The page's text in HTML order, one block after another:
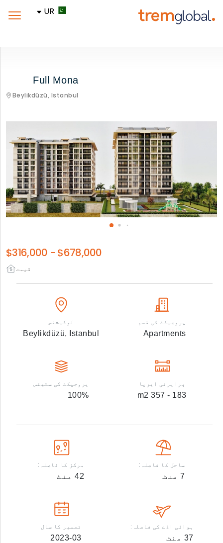
UR
Full Mona
Beylikdüzü, Istanbul
قیمت
$316,000 - $678,000
پروجیکٹ کی قسم
Apartments
لوکیشنس
Beylikdüzü,
Istanbul
پراپرٹی ایریا
183 - 357
m2
پروجیکٹ کی سٹیٹس
100%
ساحل کا فاصلہ:
7 منٹ
مرکز کا فاصلہ:
42 منٹ
ہوائی اڈے کی فاصلہ:
37 منٹ
تعمیر کا سال
2023-03